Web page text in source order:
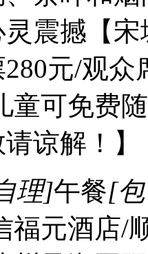
震撼【
元/观
童可免费
谅解！】
理]午餐[
福元酒店/